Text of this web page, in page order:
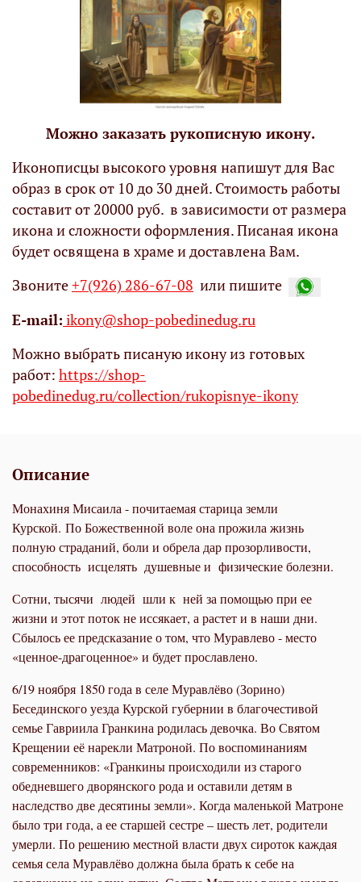
Можно заказать рукописную икону.
Иконописцы высокого уровня напишут для Вас
образ в срок от 10 до 30 дней. Стоимость работы
составит от 20000 руб. в зависимости от размера
икона и сложности оформления. Писаная икона
будет освящена в храме и доставлена Вам.
Звоните+7(926) 286-67-08 или пишите
Е-mail: ikony@shop-pobedinedug.ru
Можно выбрать писаную икону из готовых
работ: https://shop-
pobedinedug.ru/collection/rukopisnye-ikony
Описание
Монахиня Мисаила - почитаемая старица земли
Курской. По Божественной воле она прожила жизнь
полную страданий, боли и обрела дар прозорливости,
способность исцелять душевные и физические болезни.
Сотни, тысячи людей шли к ней за помощью при ее
жизни и этот поток не иссякает, а растет и в наши дни.
Сбылось ее предсказание о том, что Муравлево - место
«ценное-драгоценное» и будет прославлено.
6/19 ноября 1850 года в селе Муравлёво (Зорино)
Бесединского уезда Курской губернии в благочестивой
семье Гавриила Гранкина родилась девочка. Во Святом
Крещении её нарекли Матроной. По воспоминаниям
современников: «Гранкины происходили из старого
обедневшего дворянского рода и оставили детям в
наследство две десятины земли». Когда маленькой Матроне
было три года, а ее старшей сестре – шесть лет, родители
умерли. По решению местной власти двух сироток каждая
семья села Муравлёво должна была брать к себе на